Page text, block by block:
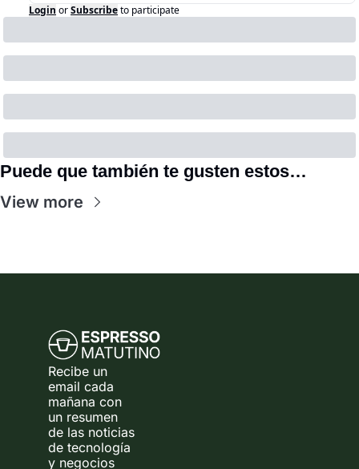
Login orSubscribeto participate
Puede que también te gusten estos…
View more
Recibe un
email cada
mañana con
un resumen
de las noticias
de tecnología
y negocios